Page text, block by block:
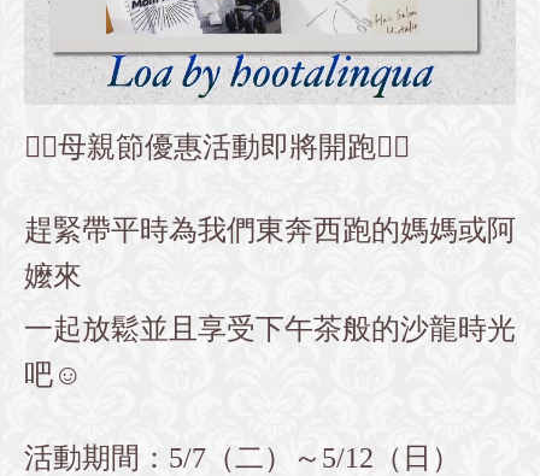
🏃‍♀️母親節優惠活動即將開跑🏃‍♀️
趕緊帶平時為我們東奔西跑的媽媽或阿
嬤來
一起放鬆並且享受下午茶般的沙龍時光
吧☺️
活動期間：5/7（二）～5/12（日）